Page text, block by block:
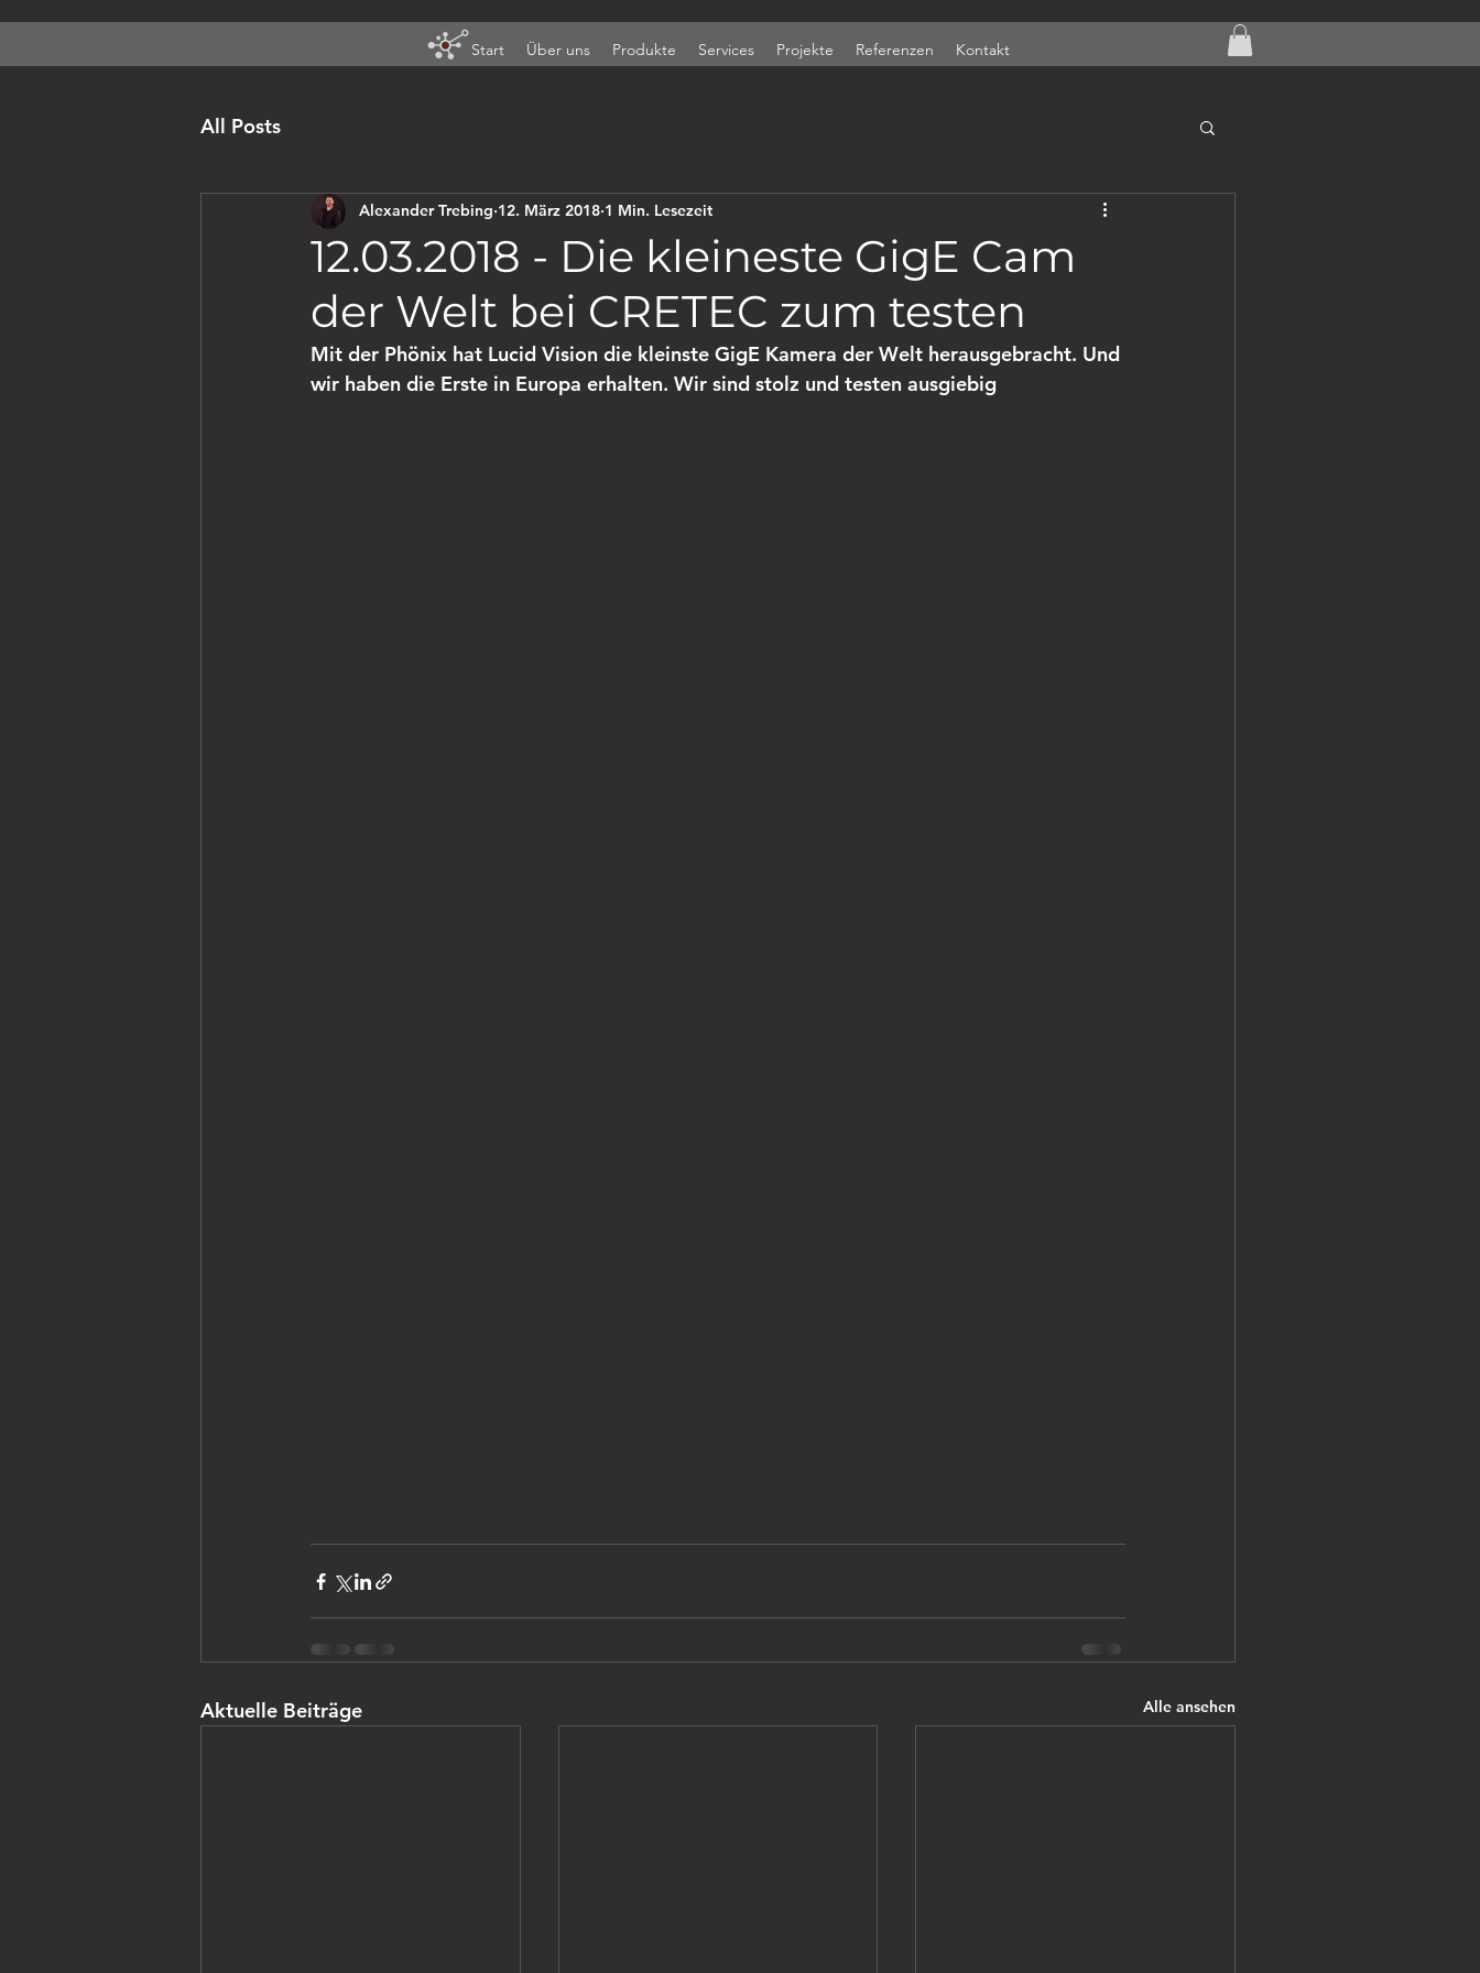
Start Über uns Produkte Services Projekte Referenzen Kontakt
All Posts
12.03.2018 - Die kleineste GigE Cam
der Welt bei CRETEC zum testen
Alexander Trebing 12. März 2018 1 Min. Lesezeit
Mit der Phönix hat Lucid Vision die kleinste GigE Kamera der Welt herausgebracht. Und
wir haben die Erste in Europa erhalten. Wir sind stolz und testen ausgiebig
Aktuelle Beiträge Alle ansehen